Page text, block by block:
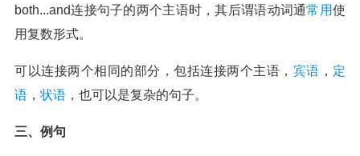
both...and连接句子的两个主语时，其后谓语动词通常用使
用复数形式。
可以连接两个相同的部分，包括连接两个主语， 宾语 ， 定
语 ， 状语 ，也可以是复杂的句子。
三、例句